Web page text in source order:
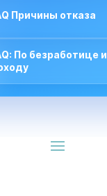
Причины отказа
По безработице и